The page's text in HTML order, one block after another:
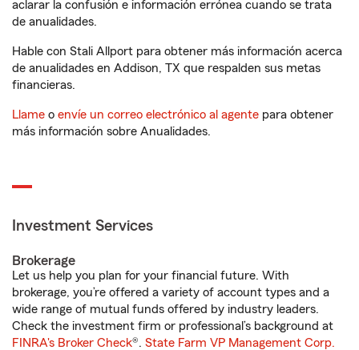
aclarar la confusión e información errónea cuando se trata
de anualidades.
Hable con Stali Allport para obtener más información acerca
de anualidades en Addison, TX que respalden sus metas
financieras.
Llame o envíe un correo electrónico al agente para obtener
más información sobre Anualidades.
Investment Services
Brokerage
Let us help you plan for your financial future. With
brokerage, you’re offered a variety of account types and a
wide range of mutual funds offered by industry leaders.
Check the investment firm or professional’s background at
FINRA's Broker Check®. State Farm VP Management Corp.